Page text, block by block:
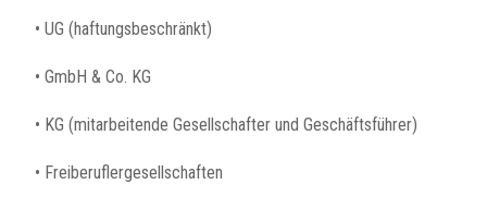
• UG (haftungsbeschränkt)
• GmbH & Co. KG
• KG (mitarbeitende Gesellschafter und Geschäftsführer)
• Freiberuflergesellschaften